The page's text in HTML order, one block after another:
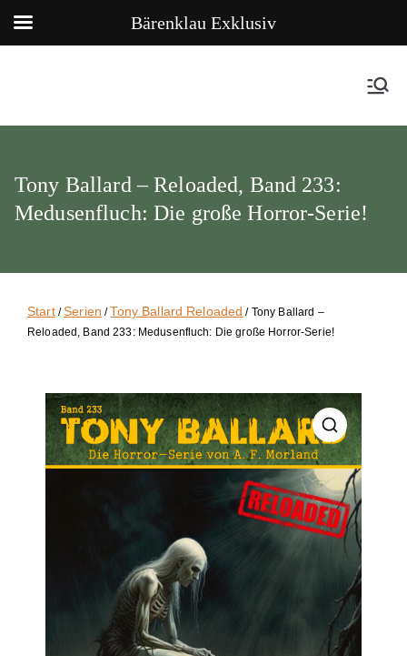
Tony Ballard – Reloaded, Band 233:
Medusenfluch: Die große Horror-Serie!
Start/Serien /Tony Ballard Reloaded / Tony Ballard –
Reloaded, Band 233: Medusenfluch: Die große Horror-Serie!
Bärenklau Exklusiv